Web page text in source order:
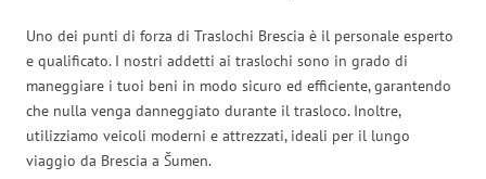
Uno dei punti di forza di Traslochi Brescia è il personale esperto
e qualificato. I nostri addetti ai traslochi sono in grado di
maneggiare i tuoi beni in modo sicuro ed efficiente, garantendo
che nulla venga danneggiato durante il trasloco. Inoltre,
utilizziamo veicoli moderni e attrezzati, ideali per il lungo
viaggio da Brescia a Šumen.